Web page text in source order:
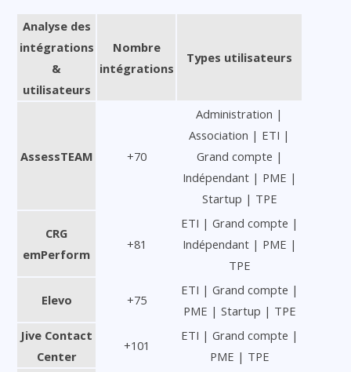
Analyse des
intégrations
&
utilisateurs
Nombre
intégrations
Types utilisateurs
AssessTEAM +70
Administration |
Association | ETI |
Grand compte |
Indépendant | PME |
Startup | TPE
CRG
emPerform
+81
ETI | Grand compte |
Indépendant | PME |
TPE
Elevo +75
ETI | Grand compte |
PME | Startup | TPE
Jive Contact
Center
+101
ETI | Grand compte |
PME | TPE